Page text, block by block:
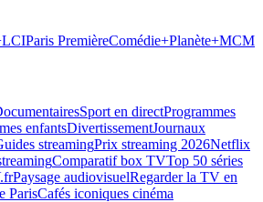
LCIParis PremièreComédie+Planète+MCM
Sport en directProgrammes
enfantsDivertissementJournaux
streamingPrix streaming 2026Netflix
Comparatif box TVTop 50 séries
Paysage audiovisuelRegarder la TV en
ParisCafés iconiques cinéma